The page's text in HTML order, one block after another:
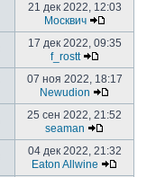
21 дек 2022, 12:03
Москвич
17 дек 2022, 09:35
f_rostt
07 ноя 2022, 18:17
Newudion
25 сен 2022, 21:52
seaman
04 дек 2022, 21:32
Eaton Allwine